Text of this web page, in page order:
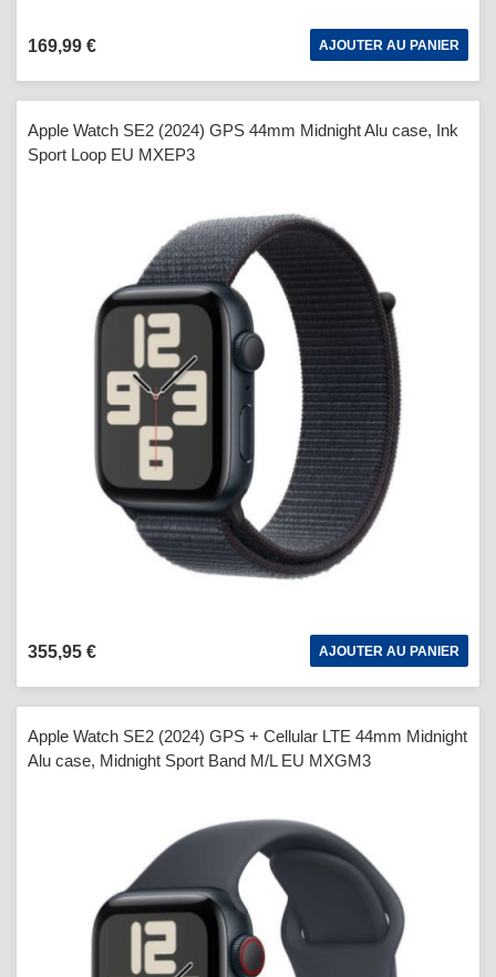
169,99 € AJOUTER AU PANIER
Apple Watch SE2 (2024) GPS 44mm Midnight Alu case, Ink
Sport Loop EU MXEP3
355,95 € AJOUTER AU PANIER
Apple Watch SE2 (2024) GPS + Cellular LTE 44mm Midnight
Alu case, Midnight Sport Band M/L EU MXGM3